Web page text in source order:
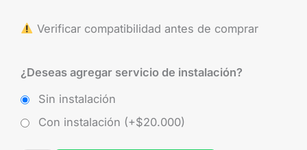
Verificar compatibilidad antes de comprar
¿Deseas agregar servicio de instalación?
Sin instalación
Con instalación (+$20.000)